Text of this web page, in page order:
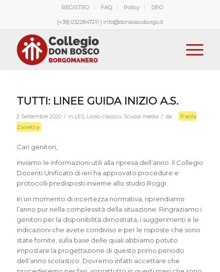
REGISTRO FAQ Policy DPO
[+39] 0322847211 | info@donboscoborgo.it
TUTTI: LINEE GUIDA INIZIO A.S.
2 Settembre 2020 / in LES, Liceo classico, Scuola media / da
Paola
Zanetta
Cari genitori,
inviamo le informazioni utili alla ripresa dell’anno. Il Collegio
Docenti Unificato di ieri ha approvato procedure e
protocolli predisposti insieme allo studio Roggi.
In un momento di incertezza normativa, riprendiamo
l’anno pur nella complessità della situazione. Ringraziamo i
genitori per la disponibilità dimostrata, i suggerimenti e le
indicazioni che avete condiviso e per le risposte che sono
state fornite, sulla base delle quali abbiamo potuto
impostare la progettazione di questo primo periodo
dell’anno scolastico. Dovremo infatti accettare che